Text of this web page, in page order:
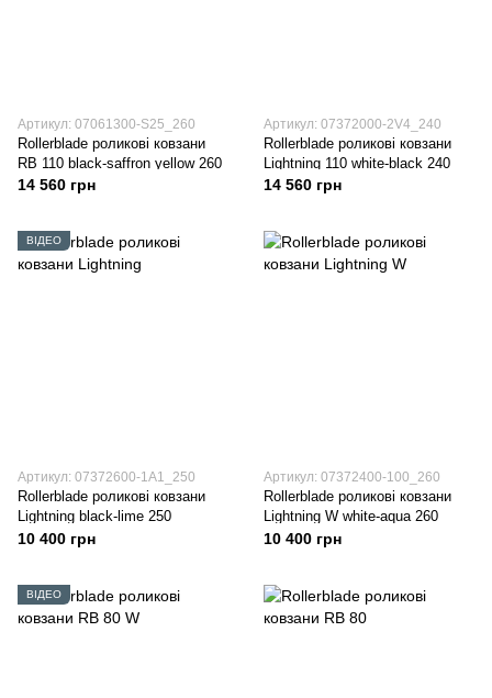
Артикул: 07061300-S25_260
Rollerblade роликові ковзани
RB 110 black-saffron yellow 260
14 560 грн
Артикул: 07372000-2V4_240
Rollerblade роликові ковзани
Lightning 110 white-black 240
14 560 грн
ВІДЕО
Артикул: 07372600-1A1_250
Rollerblade роликові ковзани
Lightning black-lime 250
10 400 грн
Артикул: 07372400-100_260
Rollerblade роликові ковзани
Lightning W white-aqua 260
10 400 грн
ВІДЕО